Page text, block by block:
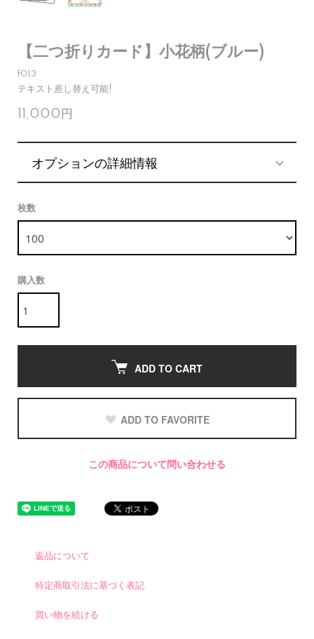
【二つ折りカード】小花柄(ブルー)
f013
テキスト差し替え可能!
11,000円
オプションの詳細情報
枚数
購入数
ADD TO CART
ADD TO FAVORITE
この商品について問い合わせる
返品について
特定商取引法に基づく表記
買い物を続ける